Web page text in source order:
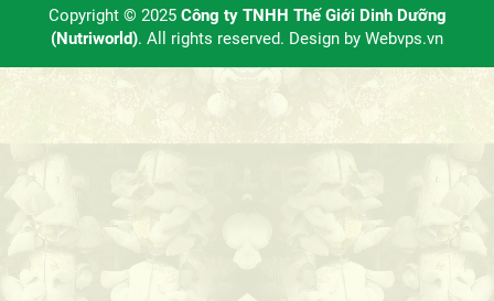
Copyright © 2025 Công ty TNHH Thế Giới Dinh Dưỡng
(Nutriworld). All rights reserved. Design by Webvps.vn